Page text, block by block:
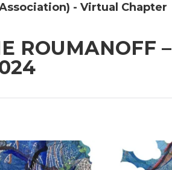
- Virtual Chapter
ROUMANOFF –